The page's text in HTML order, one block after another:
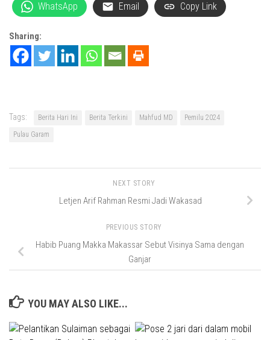
WhatsApp Email Copy Link
Sharing:
Tags: Berita Hari Ini Berita Terkini Mahfud MD
Pemilu 2024
Pulau Garam
NEXT STORY
Letjen Arif Rahman Resmi Jadi Wakasad
PREVIOUS STORY
Habib Puang Makka Makassar Sebut Visinya Sama dengan
Ganjar
YOU MAY ALSO LIKE...